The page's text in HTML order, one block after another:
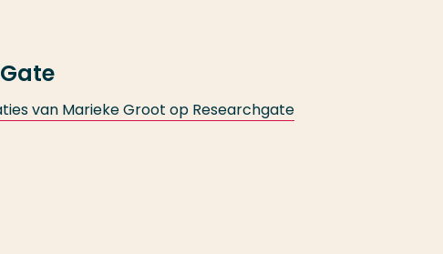
van Marieke Groot op Researchgate